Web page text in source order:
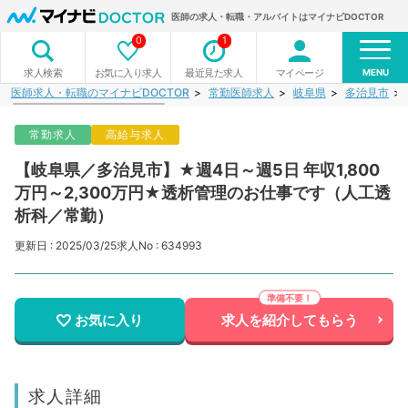
医師の求人・転職・アルバイトはマイナビDOCTOR
求人検索 お気に入り求人
0
最近見た求人
1
マイページ MENU
医師求人・転職のマイナビDOCTOR 常勤医師求人 岐阜県 多治見市
常勤求人 高給与求人
【岐阜県／多治見市】★週4日～週5日 年収1,800
万円～2,300万円★透析管理のお仕事です（人工透
析科／常勤）
更新日 : 2025/03/25求人No : 634993
お気に入り 求人を紹介してもらう
求人詳細